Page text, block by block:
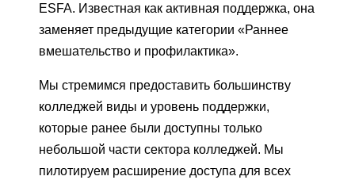
ESFA. Известная как активная поддержка, она
заменяет предыдущие категории «Раннее
вмешательство и профилактика».
Мы стремимся предоставить большинству
колледжей виды и уровень поддержки,
которые ранее были доступны только
небольшой части сектора колледжей. Мы
пилотируем расширение доступа для всех